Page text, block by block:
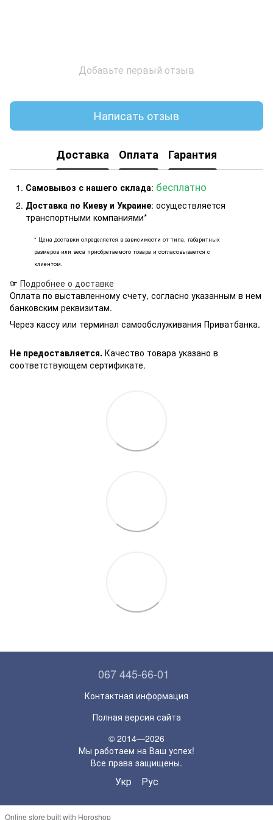
Добавьте первый отзыв
Написать отзыв
Доставка Оплата Гарантия
Самовывоз с нашего склада: бесплатно
Доставка по Киеву и Украине: осуществляется
транспортными компаниями*
* Цена доставки определяется в зависимости от типа, габаритных
размеров или веса приобретаемого товара и согласовывается с
клиентом.
☞ Подробнее о доставке
Оплата по выставленному счету, согласно указанным в нем
банковским реквизитам.
Через кассу или терминал самообслуживания Приватбанка.
Не предоставляется. Качество товара указано в
соответствующем сертификате.
067 445-66-01
Контактная информация
Полная версия сайта
© 2014—2026
Мы работаем на Ваш успех!
Все права защищены.
Укр Рус
Online store built with Horoshop